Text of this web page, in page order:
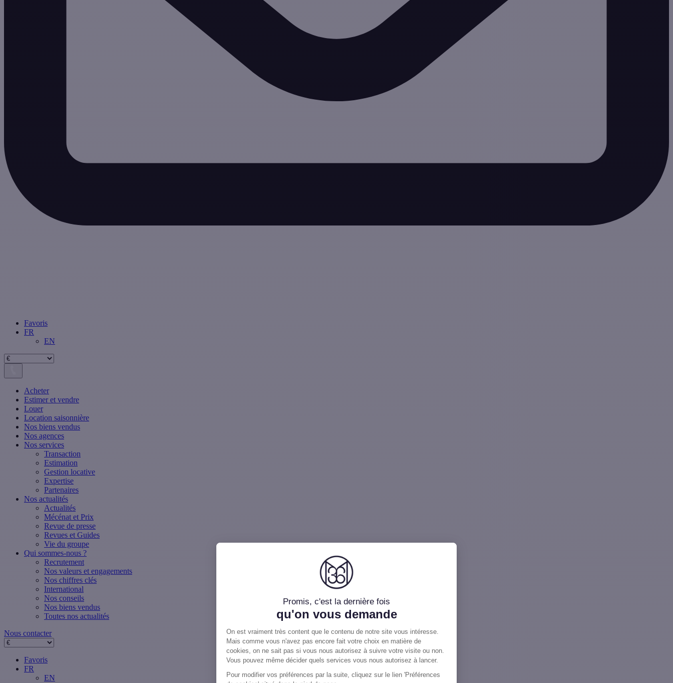
Favoris
FR
EN
Acheter
Estimer et vendre
Louer
Location saisonnière
Nos biens vendus
Nos agences
Nos services
Transaction
Estimation
Gestion locative
Expertise
Partenaires
Nos actualités
Actualités
Mécénat et Prix
Revue de presse
Revues et Guides
Vie du groupe
Qui sommes-nous ?
Recrutement
Nos valeurs et engagements
Nos chiffres clés
International
Nos conseils
Nos biens vendus
Toutes nos actualités
Nous contacter
Favoris
FR
EN